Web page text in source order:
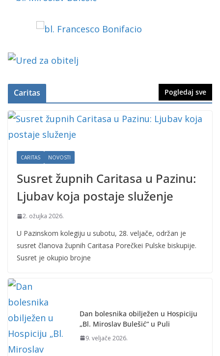
Caritas Pogledaj sve
CARITAS NOVOSTI
Susret župnih Caritasa u Pazinu:
Ljubav koja postaje služenje
2. ožujka 2026.
U Pazinskom kolegiju u subotu, 28. veljače, održan je
susret članova župnih Caritasa Porečkei Pulske biskupije.
Susret je okupio brojne
Dan bolesnika obilježen u Hospiciju
„Bl. Miroslav Bulešić“ u Puli
9. veljače 2026.